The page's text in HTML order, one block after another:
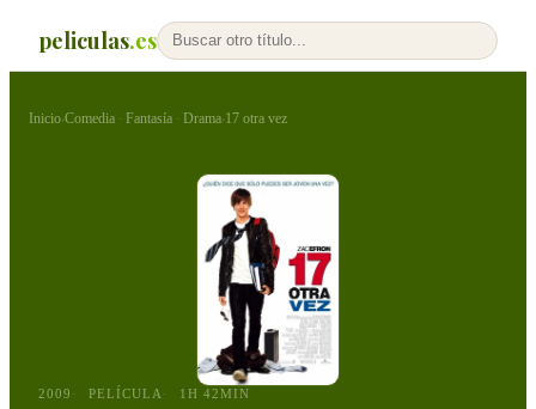
peliculas.es
Inicio›Comedia · Fantasía · Drama›17 otra vez
2009 PELÍCULA 1H 42MIN